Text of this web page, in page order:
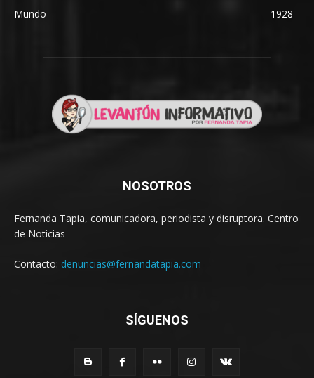
Mundo
1928
NOSOTROS
Fernanda Tapia, comunicadora, periodista y disruptora. Centro
de Noticias
Contacto: denuncias@fernandatapia.com
SÍGUENOS